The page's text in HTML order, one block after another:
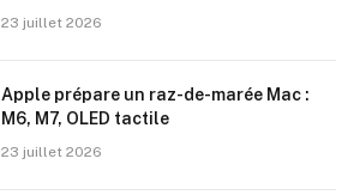
23 juillet 2026
Apple prépare un raz-de-marée Mac :
M6, M7, OLED tactile
23 juillet 2026